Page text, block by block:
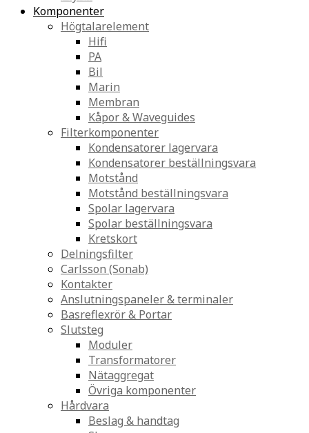
Komponenter
Högtalarelement
Hifi
PA
Bil
Marin
Membran
Kåpor & Waveguides
Filterkomponenter
Kondensatorer lagervara
Kondensatorer beställningsvara
Motstånd
Motstånd beställningsvara
Spolar lagervara
Spolar beställningsvara
Kretskort
Delningsfilter
Carlsson (Sonab)
Kontakter
Anslutningspaneler & terminaler
Basreflexrör & Portar
Slutsteg
Moduler
Transformatorer
Nätaggregat
Övriga komponenter
Hårdvara
Beslag & handtag